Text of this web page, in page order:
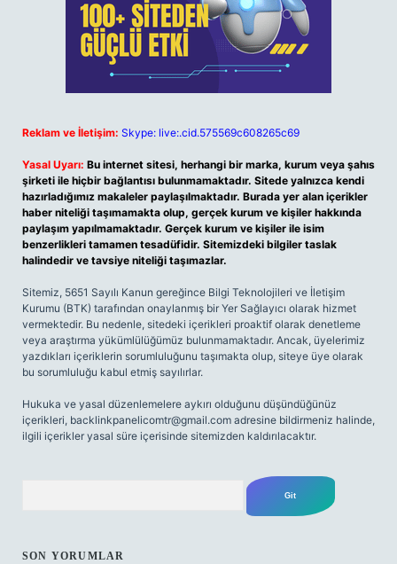
Reklam ve İletişim: Skype: live:.cid.575569c608265c69
Yasal Uyarı: Bu internet sitesi, herhangi bir marka, kurum veya şahıs
şirketi ile hiçbir bağlantısı bulunmamaktadır. Sitede yalnızca kendi
hazırladığımız makaleler paylaşılmaktadır. Burada yer alan içerikler
haber niteliği taşımamakta olup, gerçek kurum ve kişiler hakkında
paylaşım yapılmamaktadır. Gerçek kurum ve kişiler ile isim
benzerlikleri tamamen tesadüfidir. Sitemizdeki bilgiler taslak
halindedir ve tavsiye niteliği taşımazlar.
Sitemiz, 5651 Sayılı Kanun gereğince Bilgi Teknolojileri ve İletişim
Kurumu (BTK) tarafından onaylanmış bir Yer Sağlayıcı olarak hizmet
vermektedir. Bu nedenle, sitedeki içerikleri proaktif olarak denetleme
veya araştırma yükümlülüğümüz bulunmamaktadır. Ancak, üyelerimiz
yazdıkları içeriklerin sorumluluğunu taşımakta olup, siteye üye olarak
bu sorumluluğu kabul etmiş sayılırlar.
Hukuka ve yasal düzenlemelere aykırı olduğunu düşündüğünüz
içerikleri, backlinkpanelicomtr@gmail.com adresine bildirmeniz halinde,
ilgili içerikler yasal süre içerisinde sitemizden kaldırılacaktır.
SON YORUMLAR